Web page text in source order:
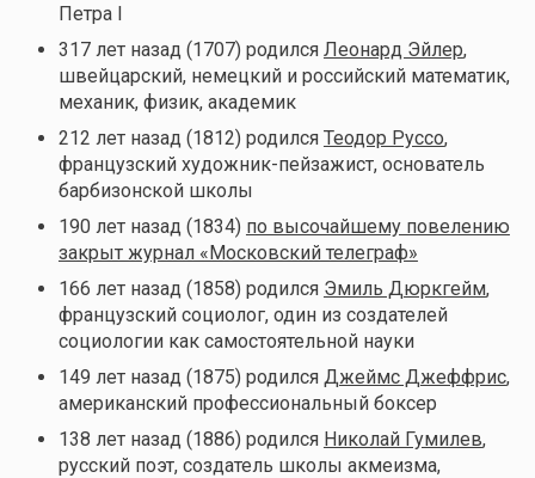
Петра I
317 лет назад (1707) родился Леонард Эйлер,
швейцарский, немецкий и российский математик,
механик, физик, академик
212 лет назад (1812) родился Теодор Руссо,
французский художник-пейзажист, основатель
барбизонской школы
190 лет назад (1834) по высочайшему повелению
закрыт журнал «Московский телеграф»
166 лет назад (1858) родился Эмиль Дюркгейм,
французский социолог, один из создателей
социологии как самостоятельной науки
149 лет назад (1875) родился Джеймс Джеффрис,
американский профессиональный боксер
138 лет назад (1886) родился Николай Гумилев,
русский поэт, создатель школы акмеизма,